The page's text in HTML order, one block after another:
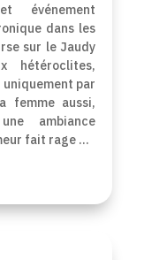
événement
dans les
sur le Jaudy
hétéroclites,
par
femme aussi,
ambiance
fait rage …